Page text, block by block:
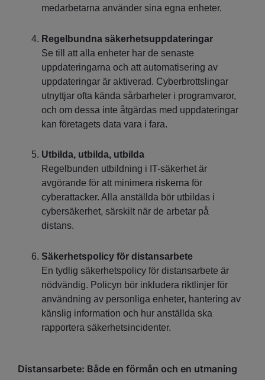
medarbetarna använder sina egna enheter.
Regelbundna säkerhetsuppdateringar
Se till att alla enheter har de senaste
uppdateringarna och att automatisering av
uppdateringar är aktiverad. Cyberbrottslingar
utnyttjar ofta kända sårbarheter i programvaror,
och om dessa inte åtgärdas med uppdateringar
kan företagets data vara i fara.
Utbilda, utbilda, utbilda
Regelbunden utbildning i IT-säkerhet är
avgörande för att minimera riskerna för
cyberattacker. Alla anställda bör utbildas i
cybersäkerhet, särskilt när de arbetar på
distans.
Säkerhetspolicy för distansarbete
En tydlig säkerhetspolicy för distansarbete är
nödvändig. Policyn bör inkludera riktlinjer för
användning av personliga enheter, hantering av
känslig information och hur anställda ska
rapportera säkerhetsincidenter.
Distansarbete: Både en förmån och en utmaning